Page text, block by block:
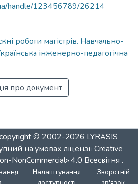
handle/123456789/26214
роботи магістрів. Навчально-
інженерно-педагогічна
про документ
copyright © 2002-2026 LYRASIS
на умовах ліцензіїCreative
NonCommercial» 4.0 Всесвітня .
Налаштування
Зворотній